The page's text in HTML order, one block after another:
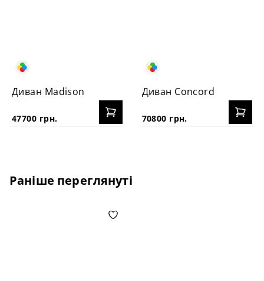
Диван Madison
47700 грн.
Диван Concord
70800 грн.
Раніше переглянуті